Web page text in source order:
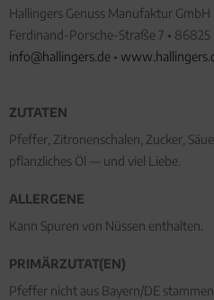
Hallingers Genuss Manufaktur GmbH
Ferdinand-Porsche-Straße 7 •
info@hallingers.de •
ZUTATEN
Pfeffer, Zitronenschalen, Zucker,
pflanzliches Öl — und viel Liebe.
ALLERGENE
Kann Spuren von Nüssen enthalten.
PRIMÄRZUTAT(EN)
Pfeffer nicht aus Bayern/DE